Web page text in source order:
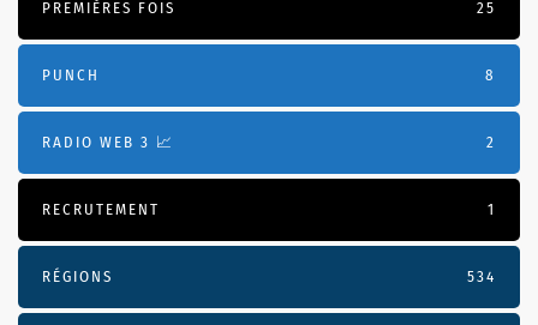
PREMIÈRES FOIS 25
PUNCH 8
RADIO WEB 3 📈 2
RECRUTEMENT 1
RÉGIONS 534